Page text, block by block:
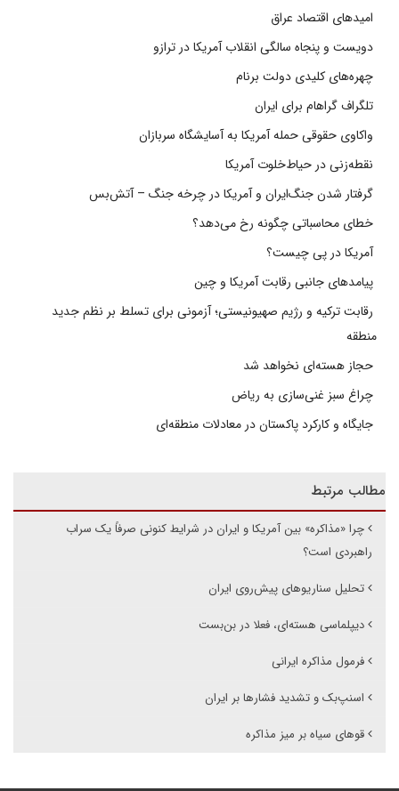
امیدهای اقتصاد عراق
دویست و پنجاه سالگی انقلاب آمریکا در ترازو
چهره‌های کلیدی دولت برنام
تلگراف گراهام برای ایران
واکاوی حقوقی حمله آمریکا به آسایشگاه سربازان
نقطه‌زنی در حیاط‌خلوت آمریکا
گرفتار شدن جنگ‌ایران و آمریکا در چرخه جنگ – آتش‌بس
خطای محاسباتی چگونه رخ می‌دهد؟
آمریکا در پی چیست؟
پیامدهای جانبی رقابت آمریکا و چین
رقابت ترکیه و رژیم صهیونیستی؛ آزمونی برای تسلط بر نظم جدید
منطقه
حجاز هسته‌ای نخواهد شد
چراغ سبز غنی‌سازی به ریاض
جایگاه و کارکرد پاکستان در معادلات منطقه‌ای
مطالب مرتبط
چرا «مذاکره» بین آمریکا و ایران در شرایط کنونی صرفاً یک سراب
راهبردی است؟
تحلیل سناریوهای پیش‌روی ایران
دیپلماسی هسته‌ای، فعلا در بن‌بست
فرمول مذاکره ایرانی
اسنپ‌بک و تشدید فشارها بر ایران
قوهای سیاه بر میز مذاکره